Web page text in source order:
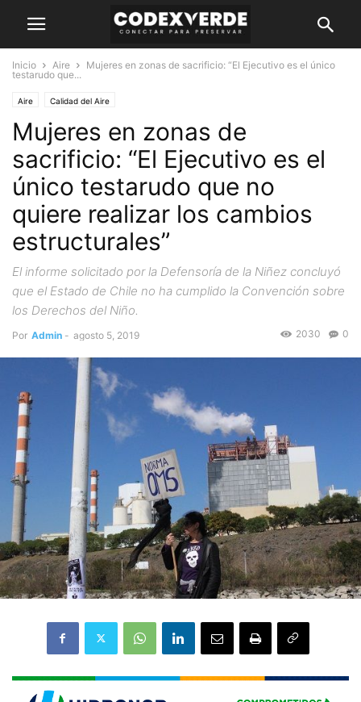
Inicio Aire
Mujeres en zonas de sacrificio: “El Ejecutivo es el único
testarudo que...
Aire Calidad del Aire
Mujeres en zonas de
sacrificio: “El Ejecutivo es el
único testarudo que no
quiere realizar los cambios
estructurales”
El informe solicitado por la Defensoría de la Niñez concluyó
que el Estado de Chile no ha cumplido la Convención sobre
los Derechos del Niño.
Por Admin - agosto 5, 2019 0
2030